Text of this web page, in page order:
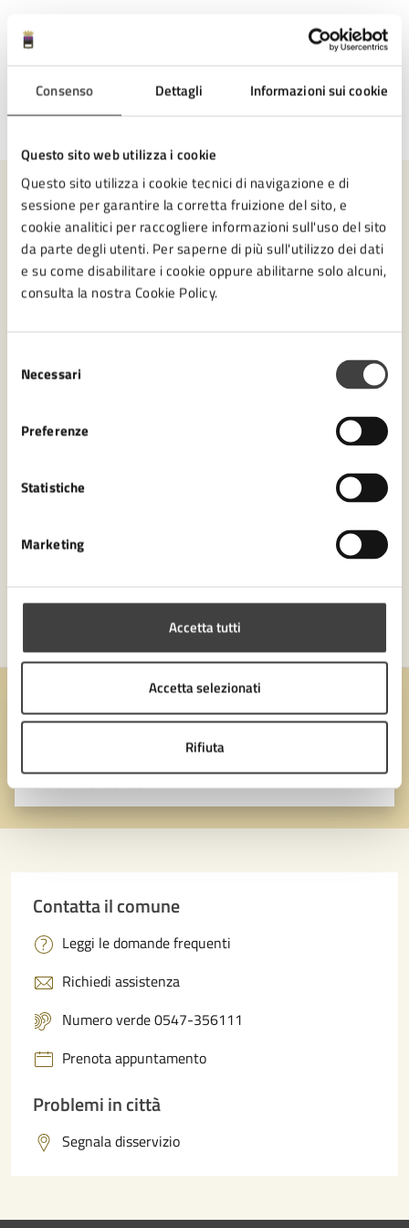
Consenso Dettagli Informazioni sui cookie
Questo sito web utilizza i cookie
Questo sito utilizza i cookie tecnici di navigazione e di
sessione per garantire la corretta fruizione del sito, e
cookie analitici per raccogliere informazioni sull'uso del sito
da parte degli utenti. Per saperne di più sull'utilizzo dei dati
e su come disabilitare i cookie oppure abilitarne solo alcuni,
consulta la nostra Cookie Policy.
delNecessari
Preferenze
Statistiche
Marketing
Accetta tutti
Accetta selezionati
Rifiuta
Contenuti correlati
Amministrazione
Settore Servizi amministrativi, Partecipazione e
Settore Biblioteca Malatestiana e Cultura
Quanto sono chiare le informazioni su questa
Valuta 5 stelle su 5
Valuta 4 stelle su 5
Valuta 3 stelle su 5
Valuta 2 stelle su 5
Valuta 1 stelle su 5
Contatta il comune
Leggi le domande frequenti
Richiedi assistenza
Numero verde 0547-356111
Prenota appuntamento
Problemi in città
Segnala disservizio